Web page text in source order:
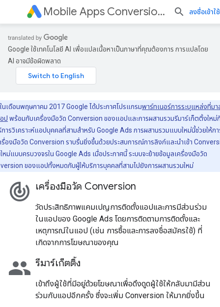
Mobile Apps Conversion Tracking and Remarketing ลงชื่อเข้าใช้
Google ใช้เทคโนโลยี AI เพื่อแปลเนื้อหาเป็นภาษาที่คุณต้องการ การแปลโดย
AI อาจมีข้อผิดพลาด
ในเดือนพฤษภาคม 2017 Google ได้ประกาศโปรแกรมพาร์ทเนอร์การระบุแหล่งที่มา
ป พร้อมกับเครื่องมือวัด Conversion ของแอปและการผสานรวมรีมาร์เก็ตติ้งใหม่
การวิเคราะห์แอปบุคคลที่สามสําหรับ Google Ads การผสานรวมแบบใหม่นี้ช่วยให้ก
รื่องมือวัด Conversion ราบรื่นยิ่งขึ้นด้วยประสบการณ์การลิงก์และนําเข้า
หม่แบบครบวงจรใน Google Ads เมื่อประกาศนี้ ระบบจะย้ายข้อมูลเครื่องมือวัด
ของแอปทั้งหมดกับผู้ให้บริการบุคคลที่สามไปยังการผสานรวมใหม่
track_changes เครื่องมือวัด Conversion
วัดประสิทธิภาพแคมเปญการติดตั้งแอปและการมีส่วนร่วม
ในแอปของ Google Ads โดยการติดตามการติดตั้งและ
เหตุการณ์ในแอป (เช่น การซื้อและการลงชื่อสมัครใช้) ที่
เกิดจากการโฆษณาของคุณ
people รีมาร์เก็ตติ้ง
เข้าถึงผู้ใช้ที่มีอยู่ด้วยโฆษณาเพื่อดึงดูดผู้ใช้ให้กลับมามีส่วน
ร่วมกับแอปอีกครั้ง ซึ่งจะเพิ่ม Conversion ให้มากยิ่งขึ้น